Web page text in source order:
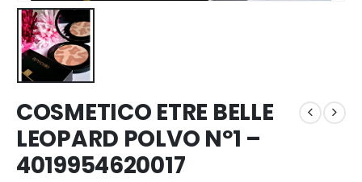
COSMETICO ETRE BELLE
LEOPARD POLVO Nº1 –
4019954620017